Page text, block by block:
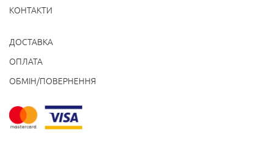
КОНТАКТИ
ДОСТАВКА
ОПЛАТА
ОБМІН/ПОВЕРНЕННЯ